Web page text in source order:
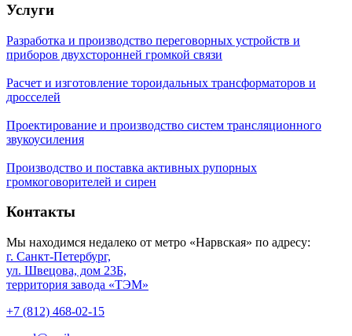
Услуги
Разработка и производство переговорных устройств и
приборов двухсторонней громкой связи
Расчет и изготовление тороидальных трансформаторов и
дросселей
Проектирование и производство систем трансляционного
звукоусиления
Производство и поставка активных рупорных
громкоговорителей и сирен
Контакты
Мы находимся недалеко от метро «Нарвская» по адресу:
г. Санкт-Петербург,
ул. Швецова, дом 23Б,
территория завода «ТЭМ»
+7 (812) 468-02-15